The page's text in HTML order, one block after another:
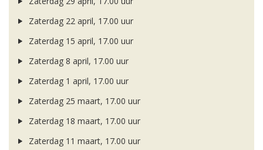
Zaterdag 22 april, 17.00 uur
Zaterdag 15 april, 17.00 uur
Zaterdag 8 april, 17.00 uur
Zaterdag 1 april, 17.00 uur
Zaterdag 25 maart, 17.00 uur
Zaterdag 18 maart, 17.00 uur
Zaterdag 11 maart, 17.00 uur